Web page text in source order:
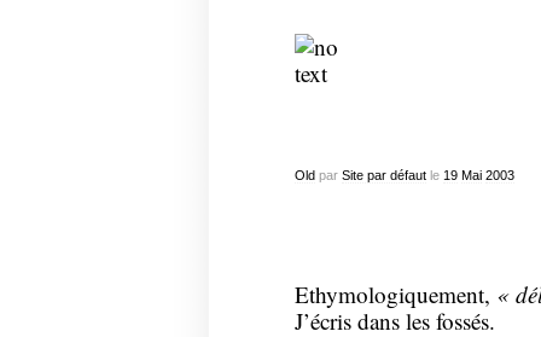
Oldpar Site par défautle 19 Mai 2003
Ethymologiquement, «
J’écris dans les fossés.